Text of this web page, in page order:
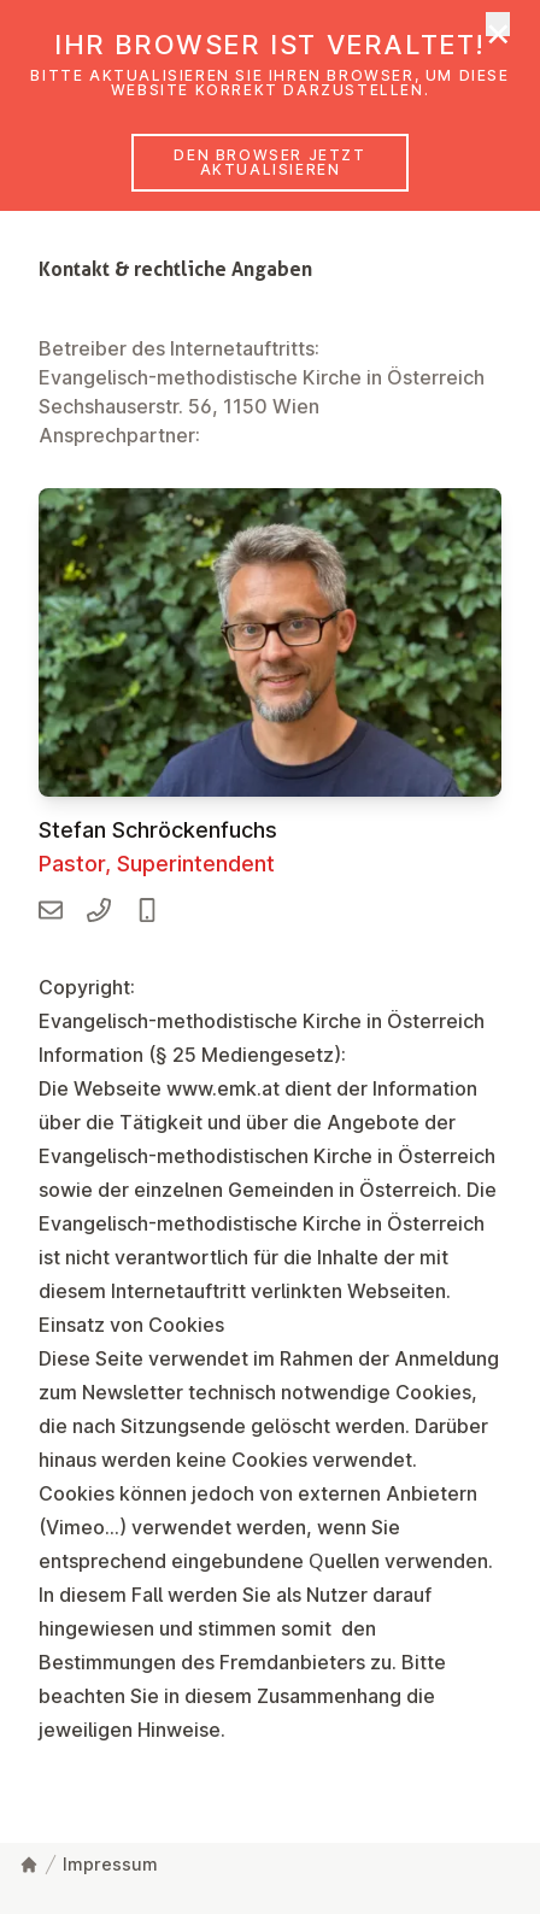
Impressum
Kontakt & rechtliche Angaben
Betreiber des Internetauftritts:
Evangelisch-methodistische Kirche in Österreich
Sechshauserstr. 56, 1150 Wien
Ansprechpartner:
Stefan Schröckenfuchs
Pastor, Superintendent
Copyright:
Evangelisch-methodistische Kirche in Österreich
Information (§ 25 Mediengesetz):
Die Webseite www.emk.at dient der Information
über die Tätigkeit und über die Angebote der
Evangelisch-methodistischen Kirche in Österreich
sowie der einzelnen Gemeinden in Österreich. Die
Evangelisch-methodistische Kirche in Österreich
ist nicht verantwortlich für die Inhalte der mit
diesem Internetauftritt verlinkten Webseiten.
Einsatz von Cookies
Diese Seite verwendet im Rahmen der Anmeldung
zum Newsletter technisch notwendige Cookies,
die nach Sitzungsende gelöscht werden. Darüber
hinaus werden keine Cookies verwendet.
Cookies können jedoch von externen Anbietern
(Vimeo…) verwendet werden, wenn Sie
entsprechend eingebundene Quellen verwenden.
In diesem Fall werden Sie als Nutzer darauf
hingewiesen und stimmen somit den
Bestimmungen des Fremdanbieters zu. Bitte
beachten Sie in diesem Zusammenhang die
jeweiligen Hinweise.
Impressum
IHR BROWSER IST VERALTET!
BITTE AKTUALISIEREN SIE IHREN BROWSER, UM DIESE
WEBSITE KORREKT DARZUSTELLEN.
DEN BROWSER JETZT
AKTUALISIEREN
×